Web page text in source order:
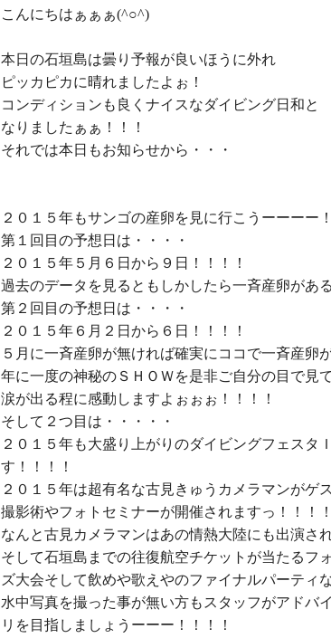
こんにちはぁぁぁ(^○^)
本日の石垣島は曇り予報が良いほうに外れ
ピッカピカに晴れましたよぉ！
コンディションも良くナイスなダイビング日和と
なりましたぁぁ！！！
それでは本日もお知らせから・・・
２０１５年もサンゴの産卵を見に行こうーーーー
第１回目の予想日は・・・・
２０１５年５月６日から９日！！！！
過去のデータを見るともしかしたら一斉産卵があ
第２回目の予想日は・・・・
２０１５年６月２日から６日！！！！
５月に一斉産卵が無ければ確実にココで一斉産卵
年に一度の神秘のＳＨＯＷを是非ご自分の目で見
涙が出る程に感動しますよぉぉぉ！！！！
そして２つ目は・・・・・
２０１５年も大盛り上がりのダイビングフェスタ
す！！！！
２０１５年は超有名な古見きゅうカメラマンがゲ
撮影術やフォトセミナーが開催されますっ！！！！
なんと古見カメラマンはあの情熱大陸にも出演さ
そして石垣島までの往復航空チケットが当たるフ
ズ大会そして飲めや歌えやのファイナルパーティ
水中写真を撮った事が無い方もスタッフがアドバ
リを目指しましょうーーー！！！！